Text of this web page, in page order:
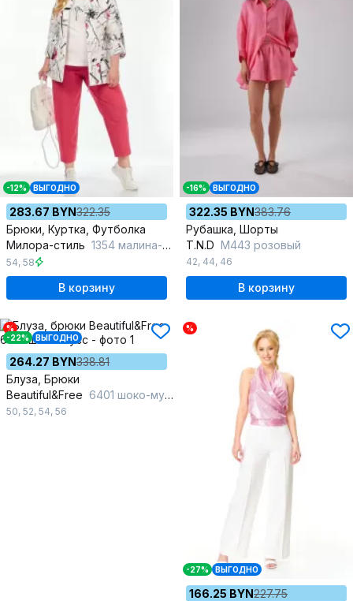
-12% ВЫГОДНО
283.67 BYN322.35
Брюки, Куртка, Футболка
Милора-стиль 1354 малина-белый
54, 58
В корзину
-16% ВЫГОДНО
322.35 BYN383.76
Рубашка, Шорты
T.N.D М443 розовый
42, 44, 46
В корзину
%
-22%
ВЫГОДНО
264.27 BYN338.81
Блуза, Брюки
Beautiful&Free 6401 шоко-мусс
50, 52, 54, 56
%
-27% ВЫГОДНО
166.25 BYN227.75